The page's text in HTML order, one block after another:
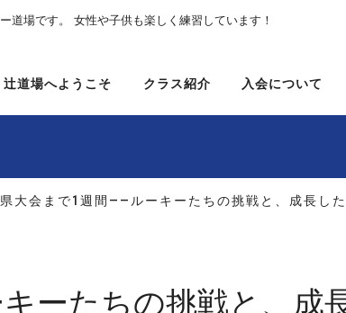
道場です。 女性や子供も楽しく練習しています！
辻道場へようこそ クラス紹介 入会について
大会まで1週間——ルーキーたちの挑戦と、成長し
ーたちの挑戦と、成